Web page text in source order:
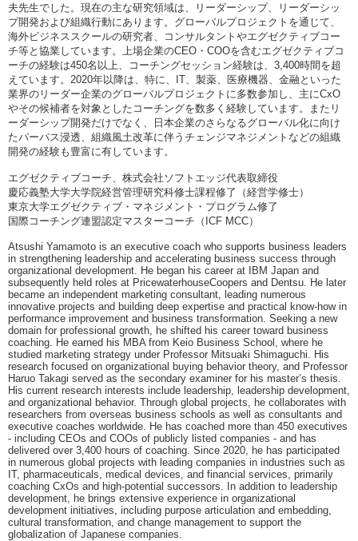
夫先生でした。現在の主な研究領域は、リーダーシップ、リーダーシッ
プ開発および組織行動にあります。グローバルプロジェクトを通じて、
海外ビジネススクールの研究者、コンサルタントやエグゼクティブコー
チ等と協業しています。上場企業のCEO・COOを含むエグゼクティブコ
ーチの経験は450名以上、コーチングセッション経験は、3,400時間を超
えています。2020年以降は、特に、IT、製薬、医療機器、金融といった
業界のリーダー企業のグローバルプロジェクトに多数参加し、主にCxO
やその候補者を対象としたコーチングを数多く経験しています。またリ
ーダーシップ開発だけでなく、日本企業のさらなるグローバル化に向け
たパーパス浸透、組織風土改革に伴うチェンジマネジメントなどの組織
開発の経験も豊富に有しています。
エグゼクティブコーチ、株式会社ソフトエッジ代表取締役
慶応義塾大学大学院経営管理研究科修士課程修了（経営学修士）
東京大学エグゼクティブ・マネジメント・プログラム修了
国際コーチング連盟認定マスターコーチ（ICF MCC）
Atsushi Yamamoto is an executive coach who supports business leaders
in strengthening leadership and accelerating business success through
organizational development. He began his career at IBM Japan and
subsequently held roles at PricewaterhouseCoopers and Dentsu. He later
became an independent marketing consultant, leading numerous
innovative projects and building deep expertise and practical know-how in
performance improvement and business transformation. Seeking a new
domain for professional growth, he shifted his career toward business
coaching. He earned his MBA from Keio Business School, where he
studied marketing strategy under Professor Mitsuaki Shimaguchi. His
research focused on organizational buying behavior theory, and Professor
Haruo Takagi served as the secondary examiner for his master’s thesis.
His current research interests include leadership, leadership development,
and organizational behavior. Through global projects, he collaborates with
researchers from overseas business schools as well as consultants and
executive coaches worldwide. He has coached more than 450 executives
- including CEOs and COOs of publicly listed companies - and has
delivered over 3,400 hours of coaching. Since 2020, he has participated
in numerous global projects with leading companies in industries such as
IT, pharmaceuticals, medical devices, and financial services, primarily
coaching CxOs and high-potential successors. In addition to leadership
development, he brings extensive experience in organizational
development initiatives, including purpose articulation and embedding,
cultural transformation, and change management to support the
globalization of Japanese companies.